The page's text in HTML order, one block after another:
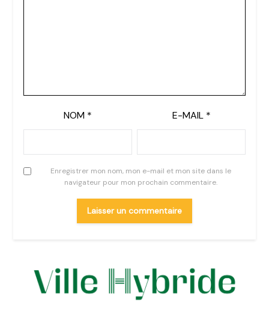
NOM * E-MAIL *
Enregistrer mon nom, mon e-mail et mon site dans le
navigateur pour mon prochain commentaire.